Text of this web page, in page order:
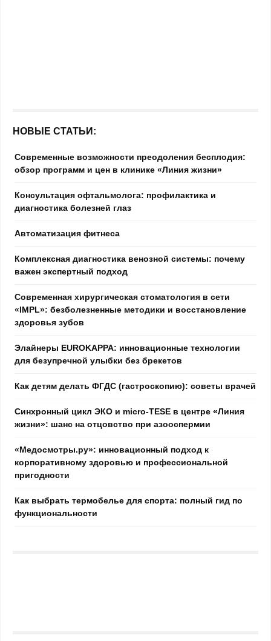
НОВЫЕ СТАТЬИ:
Современные возможности преодоления бесплодия:
обзор программ и цен в клинике «Линия жизни»
Консультация офтальмолога: профилактика и
диагностика болезней глаз
Автоматизация фитнеса
Комплексная диагностика венозной системы: почему
важен экспертный подход
Современная хирургическая стоматология в сети
«IMPL»: безболезненные методики и восстановление
здоровья зубов
Элайнеры EUROKAPPA: инновационные технологии
для безупречной улыбки без брекетов
Как детям делать ФГДС (гастроскопию): советы врачей
Синхронный цикл ЭКО и micro-TESE в центре «Линия
жизни»: шанс на отцовство при азооспермии
«Медосмотры.ру»: инновационный подход к
корпоративному здоровью и профессиональной
пригодности
Как выбрать термобелье для спорта: полный гид по
функциональности